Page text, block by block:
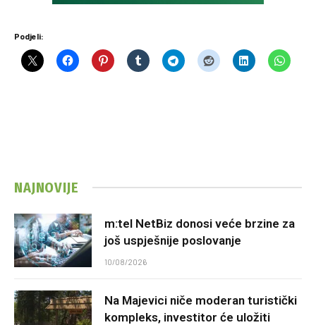
Podjeli:
NAJNOVIJE
m:tel NetBiz donosi veće brzine za
još uspješnije poslovanje
10/08/2026
Na Majevici niče moderan turistički
kompleks, investitor će uložiti